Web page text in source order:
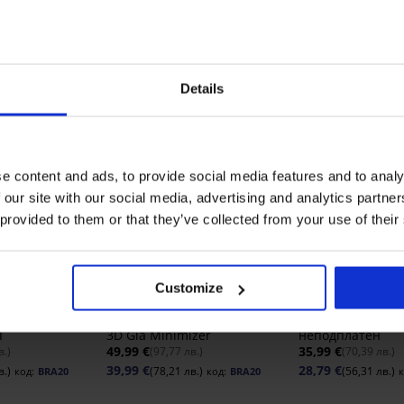
Details
content and ads, to provide social media features and to
site with our social media, advertising and analytics
to them or that they’ve collected from your use of
Customize
код: BRA20
-20% BRA20
3D Gia Minimizer
49,99 €(97,77 лв.)
39,99 €(78,21 лв.) код: BRA20
-20% BRA20
неподплатен
35,99 €(70,39 лв.)
28,79 €(56,31 лв.)